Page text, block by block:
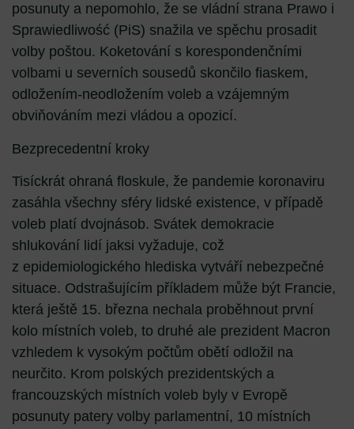
posunuty a nepomohlo, že se vládní strana Prawo i
Sprawiedliwość (PiS) snažila ve spěchu prosadit
volby poštou. Koketování s korespondenčními
volbami u severních sousedů skončilo fiaskem,
odložením-neodložením voleb a vzájemným
obviňováním mezi vládou a opozicí.
Bezprecedentní kroky
Tisíckrát ohraná floskule, že pandemie koronaviru
zasáhla všechny sféry lidské existence, v případě
voleb platí dvojnásob. Svátek demokracie
shlukování lidí jaksi vyžaduje, což
z epidemiologického hlediska vytváří nebezpečné
situace. Odstrašujícím příkladem může být Francie,
která ještě 15. března nechala proběhnout první
kolo místních voleb, to druhé ale prezident Macron
vzhledem k vysokým počtům obětí odložil na
neurčito. Krom polských prezidentských a
francouzských místních voleb byly v Evropě
posunuty patery volby parlamentní, 10 místních